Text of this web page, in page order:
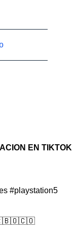
EN TIKTOK
#playstation5